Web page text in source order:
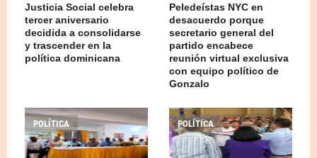
Justicia Social celebra
tercer aniversario
decidida a consolidarse
y trascender en la
política dominicana
Peledeístas NYC en
desacuerdo porque
secretario general del
partido encabece
reunión virtual exclusiva
con equipo político de
Gonzalo
POLÍTICA POLÍTICA